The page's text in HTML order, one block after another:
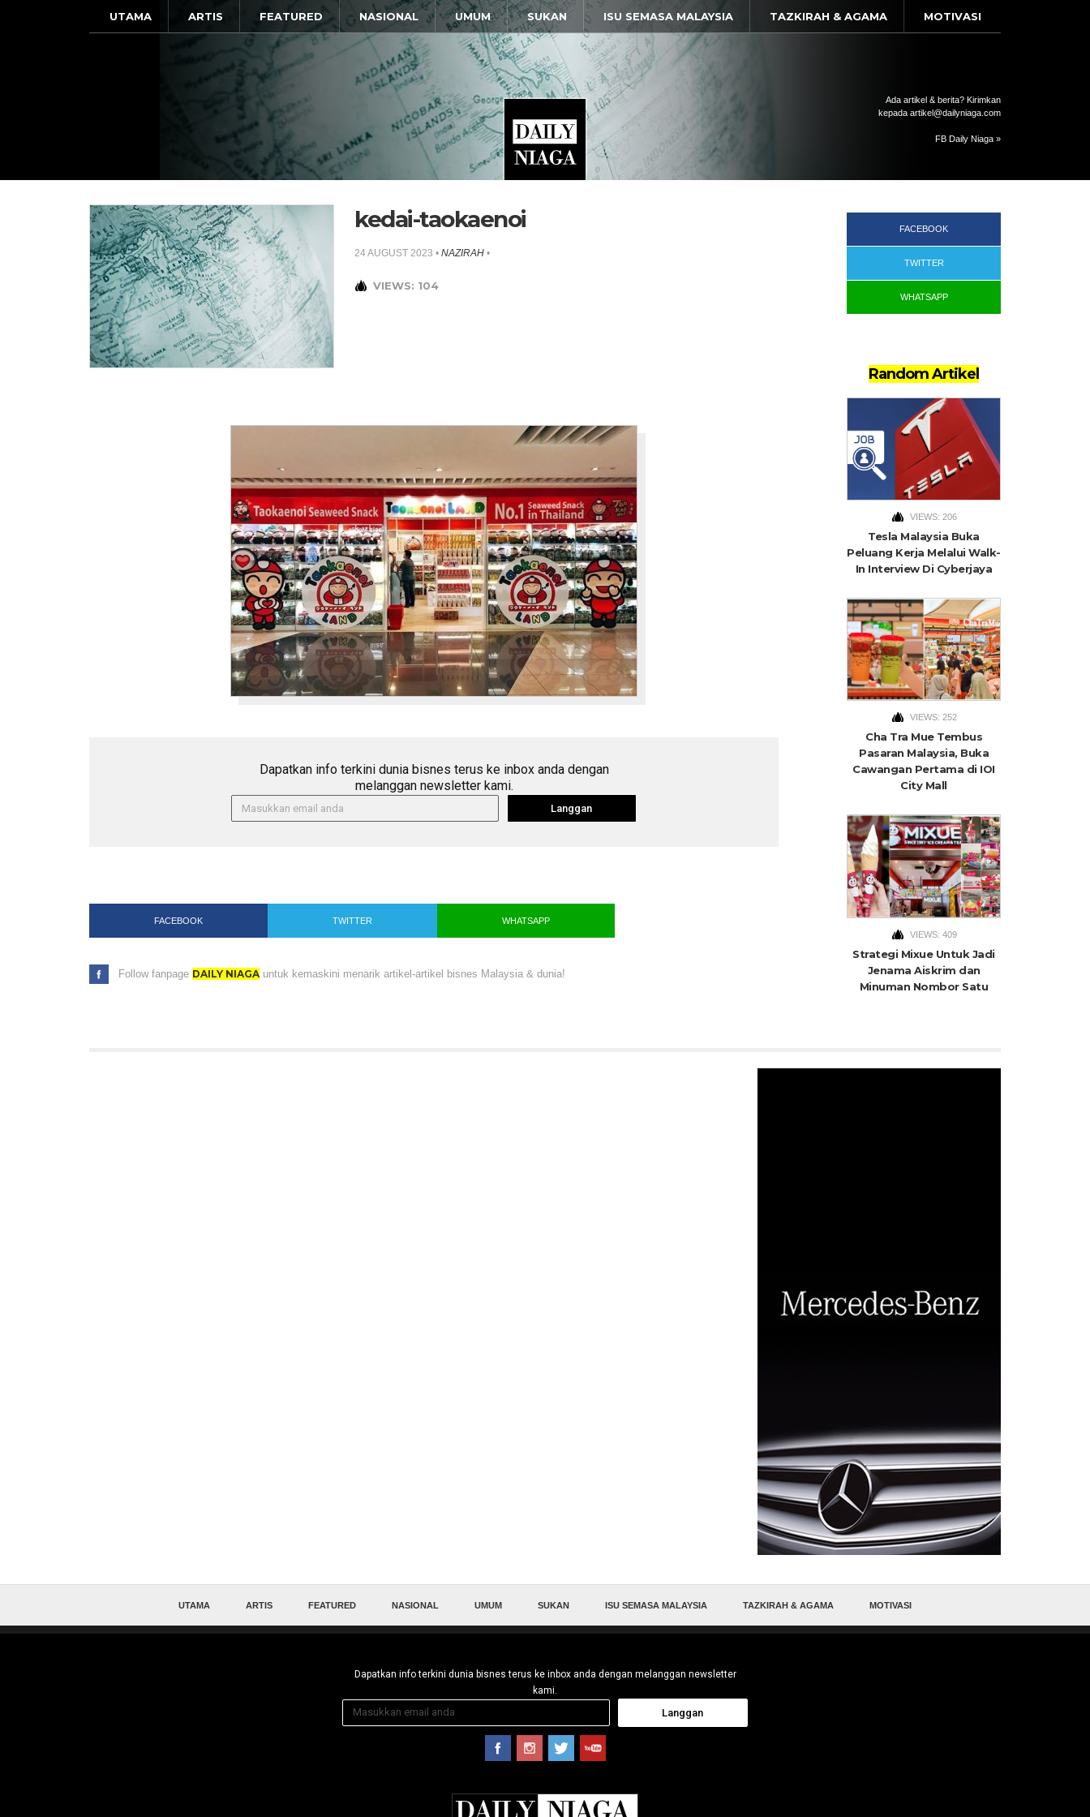
UTAMA ARTIS FEATURED NASIONAL UMUM SUKAN ISU SEMASA MALAYSIA TAZKIRAH & AGAMA MOTIVASI
Ada artikel & berita? Kirimkan
kepada artikel@dailyniaga.com
FB Daily Niaga »
kedai-taokaenoi
24 AUGUST 2023 • NAZIRAH •
VIEWS: 104
Dapatkan info terkini dunia bisnes terus ke inbox anda dengan
melanggan newsletter kami.
Langgan
FACEBOOK TWITTER WHATSAPP
Follow fanpage DAILY NIAGAuntuk kemaskini menarik artikel-artikel bisnes Malaysia & dunia!
FACEBOOK
TWITTER
WHATSAPP
Random Artikel
VIEWS: 206
Tesla Malaysia Buka
Peluang Kerja Melalui Walk-
In Interview Di Cyberjaya
VIEWS: 252
Cha Tra Mue Tembus
Pasaran Malaysia, Buka
Cawangan Pertama di IOI
City Mall
VIEWS: 409
Strategi Mixue Untuk Jadi
Jenama Aiskrim dan
Minuman Nombor Satu
UTAMA ARTIS FEATURED NASIONAL UMUM SUKAN ISU SEMASA MALAYSIA TAZKIRAH & AGAMA MOTIVASI
Dapatkan info terkini dunia bisnes terus ke inbox anda dengan melanggan newsletter
kami.
Langgan